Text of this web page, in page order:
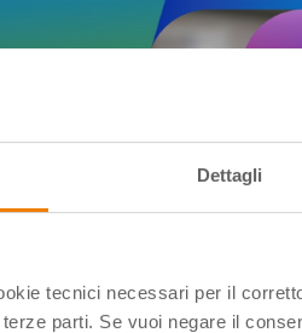
Dettagli
tecnici necessari per il
parti. Se vuoi negare il